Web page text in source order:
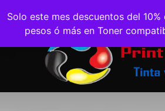
Solo este mes descuentos del
pesos ó más en Toner